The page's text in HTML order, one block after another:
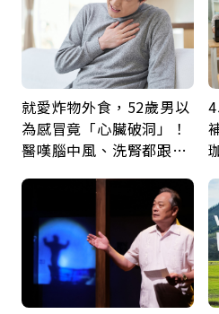
就愛炸物外食，52歲男以
為感冒竟「心臟破洞」！
醫嘆腦中風、洗腎都跟它